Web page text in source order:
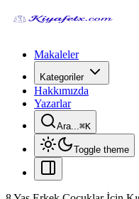
Makaleler
Kategoriler
Hakkımızda
Yazarlar
Ara...⌘K
Toggle theme